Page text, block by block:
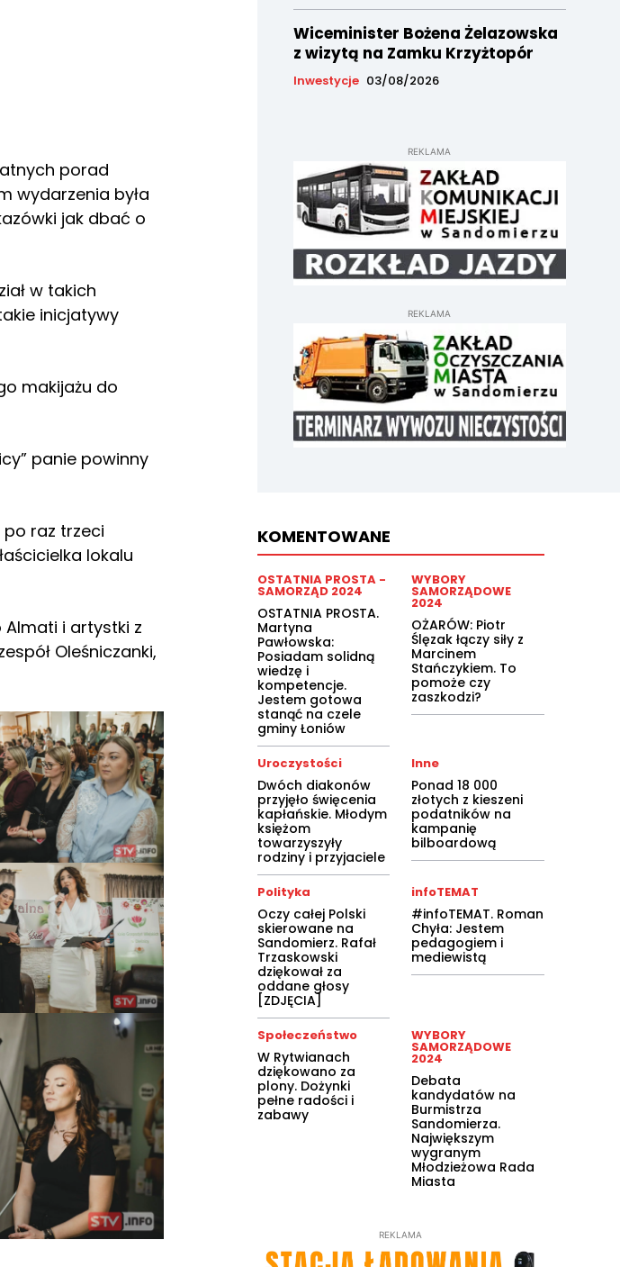
porad
wydarzenia była
jak dbać o
w takich
inicjatywy
makijażu do
panie powinny
po raz trzeci
lokalu
Almati i artystki z
Oleśniczanki,
Wiceminister Bożena Żelazowska
z wizytą na Zamku Krzyżtopór
Inwestycje 03/08/2026
REKLAMA
REKLAMA
KOMENTOWANE
OSTATNIA PROSTA -
SAMORZĄD 2024
OSTATNIA PROSTA.
Martyna
Pawłowska:
Posiadam solidną
wiedzę i
kompetencje.
Jestem gotowa
stanąć na czele
gminy Łoniów
WYBORY
SAMORZĄDOWE
2024
OŻARÓW: Piotr
Ślęzak łączy siły z
Marcinem
Stańczykiem. To
pomoże czy
zaszkodzi?
Uroczystości
Dwóch diakonów
przyjęło święcenia
kapłańskie. Młodym
księżom
towarzyszyły
rodziny i przyjaciele
Inne
Ponad 18 000
złotych z kieszeni
podatników na
kampanię
bilboardową
Polityka
Oczy całej Polski
skierowane na
Sandomierz. Rafał
Trzaskowski
dziękował za
oddane głosy
[ZDJĘCIA]
infoTEMAT
#infoTEMAT. Roman
Chyła: Jestem
pedagogiem i
mediewistą
Społeczeństwo
W Rytwianach
dziękowano za
plony. Dożynki
pełne radości i
zabawy
WYBORY
SAMORZĄDOWE
2024
Debata
kandydatów na
Burmistrza
Sandomierza.
Największym
wygranym
Młodzieżowa Rada
Miasta
REKLAMA